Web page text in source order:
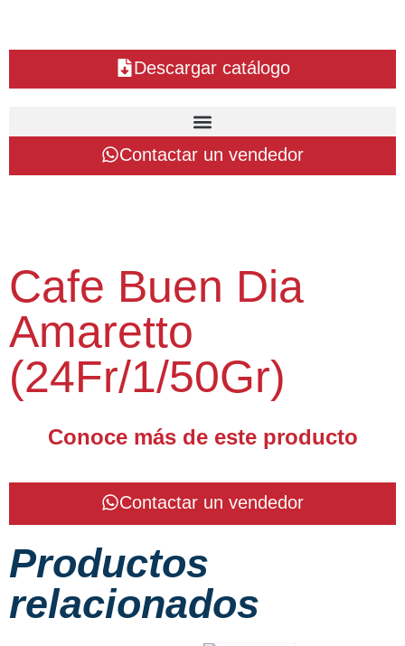
Descargar catálogo
Contactar un vendedor
Cafe Buen Dia
Amaretto
(24Fr/1/50Gr)
Conoce más de este producto
Contactar un vendedor
Productos
relacionados